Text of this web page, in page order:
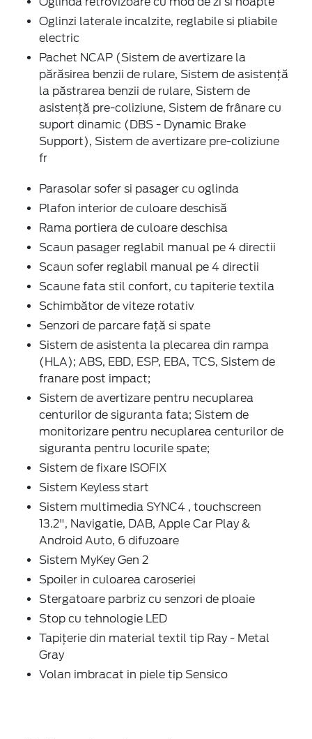
Oglinzi laterale incalzite, reglabile si pliabile
electric
Pachet NCAP (Sistem de avertizare la
părăsirea benzii de rulare, Sistem de asistență
la păstrarea benzii de rulare, Sistem de
asistență pre-coliziune, Sistem de frânare cu
suport dinamic (DBS - Dynamic Brake
Support), Sistem de avertizare pre-coliziune
fr
Parasolar sofer si pasager cu oglinda
Plafon interior de culoare deschisă
Rama portiera de culoare deschisa
Scaun pasager reglabil manual pe 4 directii
Scaun sofer reglabil manual pe 4 directii
Scaune fata stil confort, cu tapiterie textila
Schimbător de viteze rotativ
Senzori de parcare față si spate
Sistem de asistenta la plecarea din rampa
(HLA); ABS, EBD, ESP, EBA, TCS, Sistem de
franare post impact;
Sistem de avertizare pentru necuplarea
centurilor de siguranta fata; Sistem de
monitorizare pentru necuplarea centurilor de
siguranta pentru locurile spate;
Sistem de fixare ISOFIX
Sistem Keyless start
Sistem multimedia SYNC4 , touchscreen
13.2", Navigatie, DAB, Apple Car Play &
Android Auto, 6 difuzoare
Sistem MyKey Gen 2
Spoiler in culoarea caroseriei
Stergatoare parbriz cu senzori de ploaie
Stop cu tehnologie LED
Tapiţerie din material textil tip Ray - Metal
Gray
Volan imbracat in piele tip Sensico